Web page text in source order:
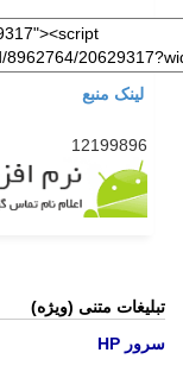
لینک منبع
12199896
تبلیغات متنی (ویژه)
سرور HP